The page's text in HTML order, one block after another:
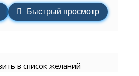
Быстрый просмотр
в список желаний